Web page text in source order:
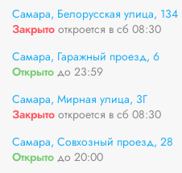
Самара, Белорусская улица, 134
Закрыто откроется в сб 08:30
Самара, Гаражный проезд, 6
Открыто до 23:59
Самара, Мирная улица, 3Г
Закрыто откроется в сб 08:30
Самара, Совхозный проезд, 28
Открыто до 20:00